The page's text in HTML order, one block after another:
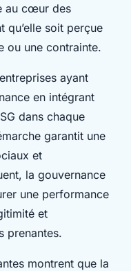
au cœur des
qu’elle soit perçue
ou une contrainte.
ayant
en intégrant
dans chaque
garantit une
et
la gouvernance
une performance
et
prenantes.
montrent que la